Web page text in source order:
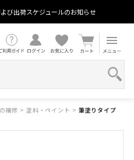
び出荷スケジュールのお知らせ
補修 > 塗料・ペイント > 筆塗りタイプ